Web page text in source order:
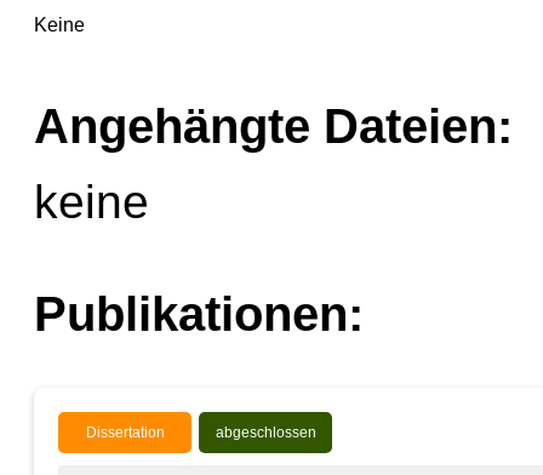
Keine
Angehängte Dateien:
keine
Publikationen:
Dissertation abgeschlossen